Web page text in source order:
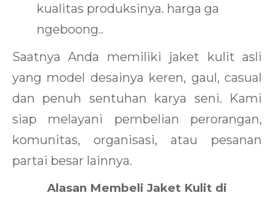
kualitas produksinya. harga ga
ngeboong..
Saatnya Anda memiliki jaket kulit asli
yang model desainya keren, gaul, casual
dan penuh sentuhan karya seni. Kami
siap melayani pembelian perorangan,
komunitas, organisasi, atau pesanan
partai besar lainnya.
Alasan Membeli Jaket Kulit di